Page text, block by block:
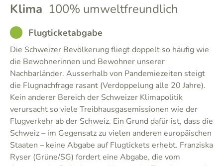
Klima 100% umweltfreundlich
GOODFlugticketabgabe
Die Schweizer Bevölkerung fliegt doppelt so häufig wie
die Bewohnerinnen und Bewohner unserer
Nachbarländer. Ausserhalb von Pandemiezeiten steigt
die Flugnachfrage rasant (Verdoppelung alle 20 Jahre).
Kein anderer Bereich der Schweizer Klimapolitik
verursacht so viele Treibhausgasemissionen wie der
Flugverkehr ab der Schweiz. Ein Grund dafür ist, dass die
Schweiz – im Gegensatz zu vielen anderen europäischen
Staaten – keine Abgabe auf Flugtickets erhebt. Franziska
Ryser (Grüne/SG) fordert eine Abgabe, die vom